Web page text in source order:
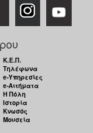
Κ.Ε.Π.
Τηλέφωνα
e-Υπηρεσίες
e-Αιτήματα
Η Πόλη
Ιστορία
Κνωσός
Μουσεία